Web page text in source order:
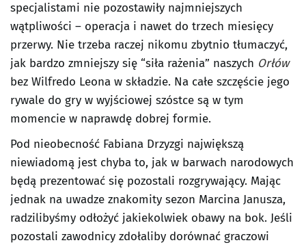
specjalistami nie pozostawiły najmniejszych
wątpliwości – operacja i nawet do trzech miesięcy
przerwy. Nie trzeba raczej nikomu zbytnio tłumaczyć,
jak bardzo zmniejszy się “siła rażenia” naszych Orłów
bez Wilfredo Leona w składzie. Na całe szczęście jego
rywale do gry w wyjściowej szóstce są w tym
momencie w naprawdę dobrej formie.
Pod nieobecność Fabiana Drzyzgi największą
niewiadomą jest chyba to, jak w barwach narodowych
będą prezentować się pozostali rozgrywający. Mając
jednak na uwadze znakomity sezon Marcina Janusza,
radzilibyśmy odłożyć jakiekolwiek obawy na bok. Jeśli
pozostali zawodnicy zdołaliby dorównać graczowi